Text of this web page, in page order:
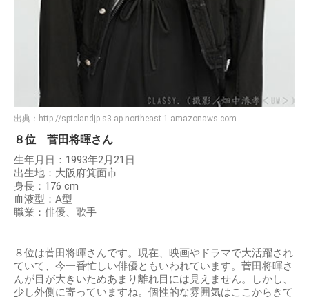
出典： http://sptclandjp.s3-ap-northeast-1.amazonaws.com
８位 菅田将暉さん
生年月日：1993年2月21日
出生地：大阪府箕面市
身長：176 cm
血液型：A型
職業：俳優、歌手
８位は菅田将暉さんです。現在、映画やドラマで大活躍され
ていて、今一番忙しい俳優ともいわれています。菅田将暉さ
んが目が大きいためあまり離れ目には見えません。しかし、
少し外側に寄っていますね。個性的な雰囲気はここからきて